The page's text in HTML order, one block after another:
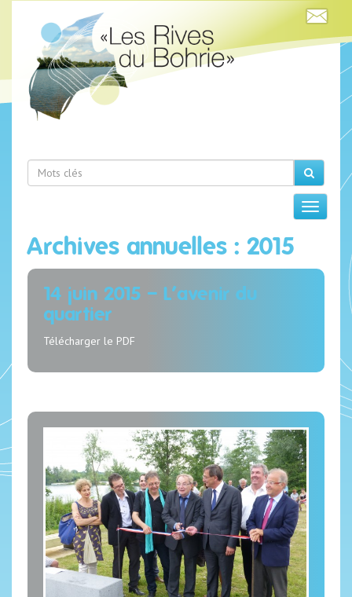
Archives annuelles : 2015
14 juin 2015 – L’avenir du
quartier
Télécharger le PDF